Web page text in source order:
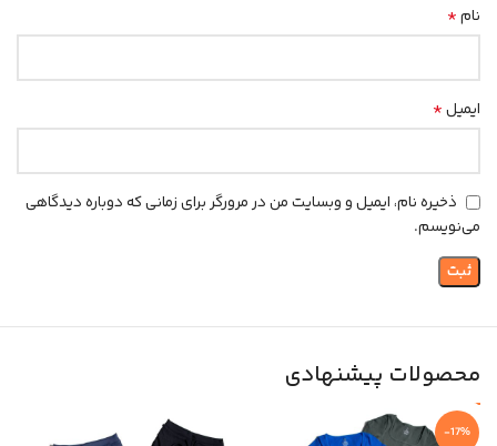
نام*
ایمیل*
ذخیره نام، ایمیل و وبسایت من در مرورگر برای زمانی که دوباره دیدگاهی
می‌نویسم.
محصولات پیشنهادی
-17%